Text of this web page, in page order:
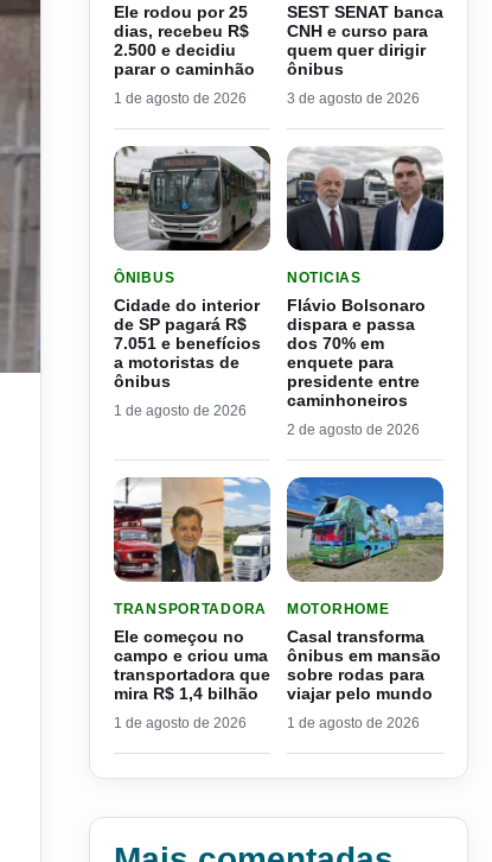
Ele rodou por 25
dias, recebeu R$
2.500 e decidiu
parar o caminhão
1 de agosto de 2026
SEST SENAT banca
CNH e curso para
quem quer dirigir
ônibus
3 de agosto de 2026
ÔNIBUS
Cidade do interior
de SP pagará R$
7.051 e benefícios
a motoristas de
ônibus
1 de agosto de 2026
NOTICIAS
Flávio Bolsonaro
dispara e passa
dos 70% em
enquete para
presidente entre
caminhoneiros
2 de agosto de 2026
TRANSPORTADORA
Ele começou no
campo e criou uma
transportadora que
mira R$ 1,4 bilhão
1 de agosto de 2026
MOTORHOME
Casal transforma
ônibus em mansão
sobre rodas para
viajar pelo mundo
1 de agosto de 2026